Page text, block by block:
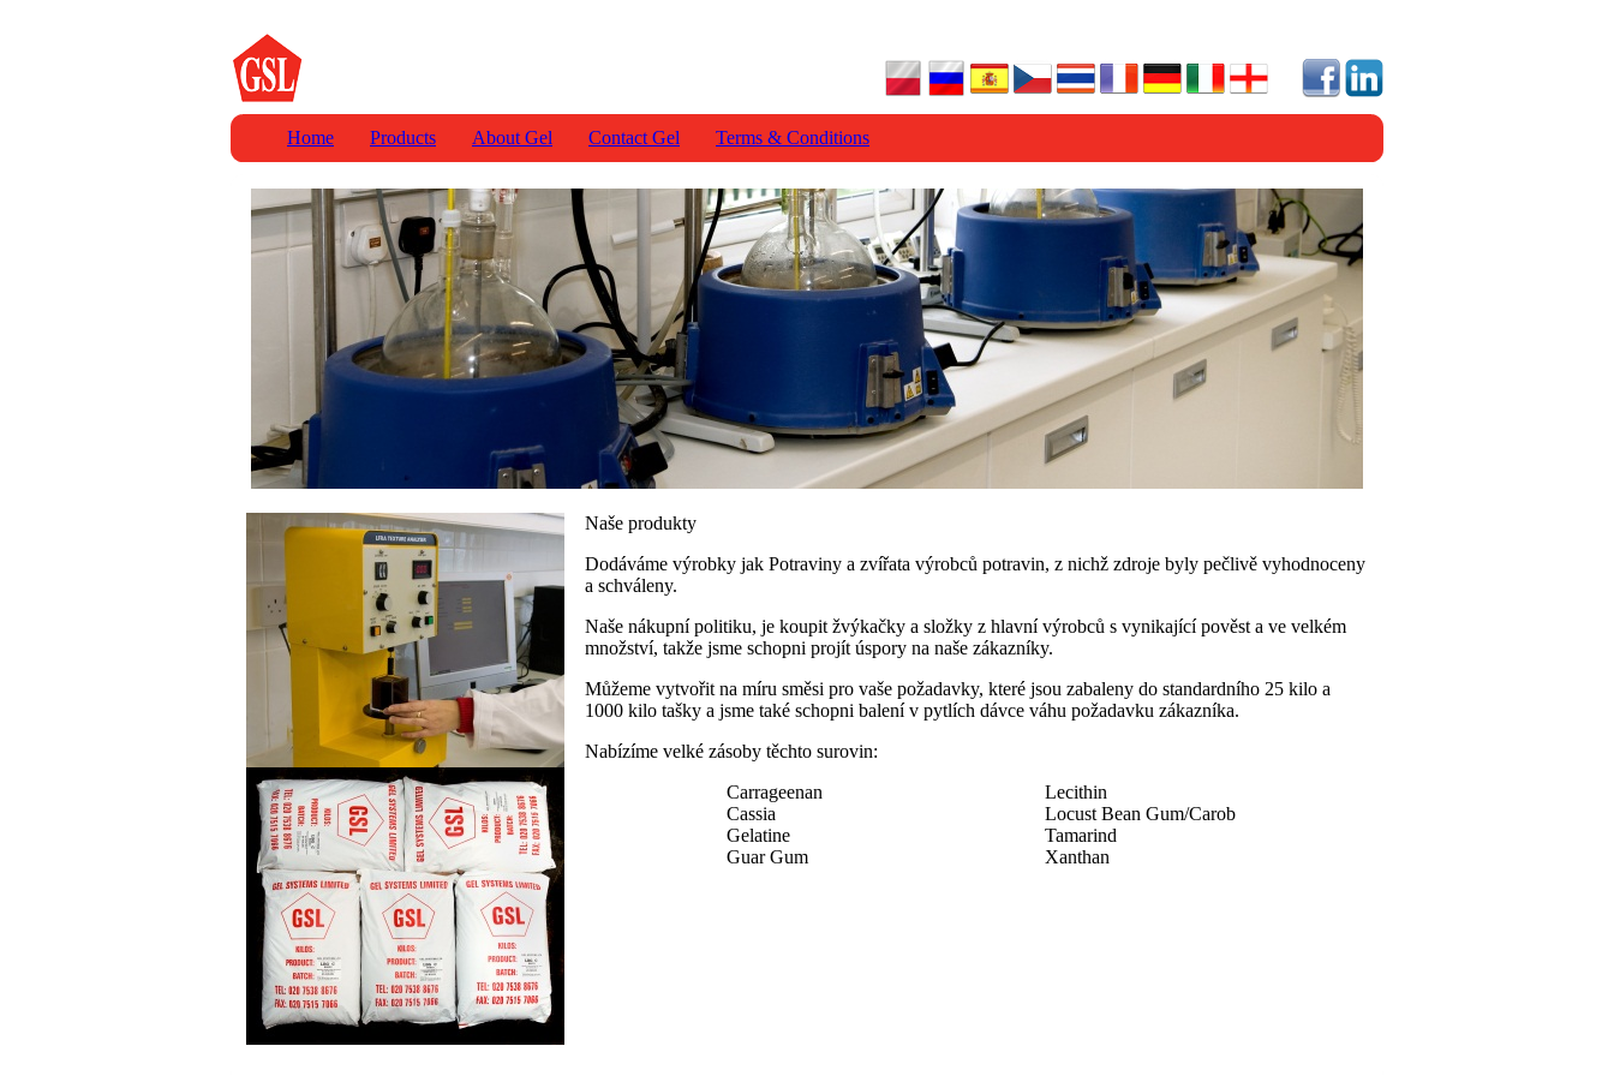
Home Products About Gel Contact Gel Terms & Conditions
Naše produkty
Dodáváme výrobky jak Potraviny a zvířata výrobců potravin, z nichž zdroje byly pečlivě vyhodnoceny
a schváleny.
Naše nákupní politiku, je koupit žvýkačky a složky z hlavní výrobců s vynikající pověst a ve velkém
množství, takže jsme schopni projít úspory na naše zákazníky.
Můžeme vytvořit na míru směsi pro vaše požadavky, které jsou zabaleny do standardního 25 kilo a
1000 kilo tašky a jsme také schopni balení v pytlích dávce váhu požadavku zákazníka.
Nabízíme velké zásoby těchto surovin:
Carrageenan
Cassia
Gelatine
Guar Gum
Lecithin
Locust Bean Gum/Carob
Tamarind
Xanthan